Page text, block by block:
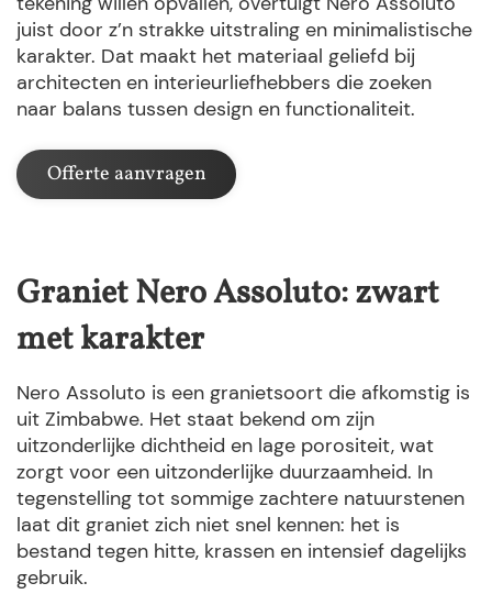
juist door z’n strakke uitstraling en minimalistische
karakter. Dat maakt het materiaal geliefd bij
architecten en interieurliefhebbers die zoeken
naar balans tussen design en functionaliteit.
Offerte aanvragen
Graniet Nero Assoluto: zwart
met karakter
Nero Assoluto is een granietsoort die afkomstig is
uit Zimbabwe. Het staat bekend om zijn
uitzonderlijke dichtheid en lage porositeit, wat
zorgt voor een uitzonderlijke duurzaamheid. In
tegenstelling tot sommige zachtere natuurstenen
laat dit graniet zich niet snel kennen: het is
bestand tegen hitte, krassen en intensief dagelijks
gebruik.